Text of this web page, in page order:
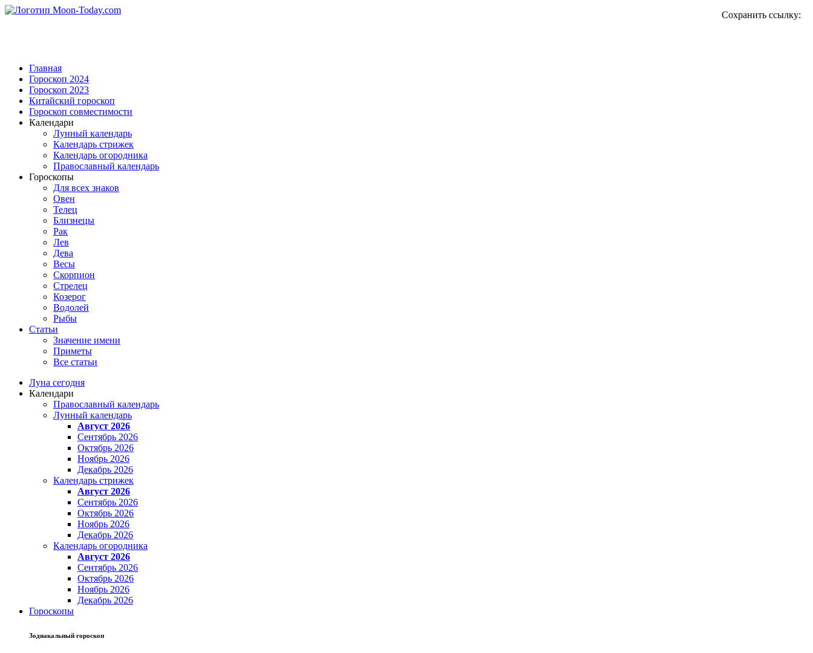
Сохранить ссылку:
Главная
Гороскоп 2024
Гороскоп 2023
Китайский гороскоп
Гороскоп совместимости
Календари
Лунный календарь
Календарь стрижек
Календарь огородника
Православный календарь
Гороскопы
Для всех знаков
Овен
Телец
Близнецы
Рак
Лев
Дева
Весы
Скорпион
Стрелец
Козерог
Водолей
Рыбы
Статьи
Значение имени
Приметы
Все статьи
Луна сегодня
Календари
Православный календарь
Лунный календарь
Август 2026
Сентябрь 2026
Октябрь 2026
Ноябрь 2026
Декабрь 2026
Календарь стрижек
Август 2026
Сентябрь 2026
Октябрь 2026
Ноябрь 2026
Декабрь 2026
Календарь огородника
Август 2026
Сентябрь 2026
Октябрь 2026
Ноябрь 2026
Декабрь 2026
Гороскопы
Зодиакальный гороскоп